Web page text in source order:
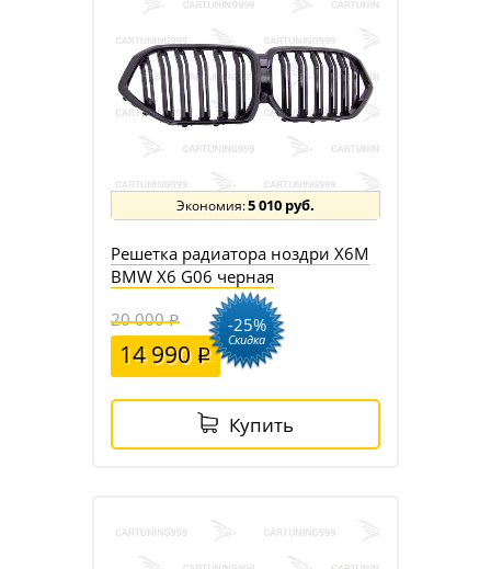
5 010 руб.
Решетка радиатора ноздри X6M
BMW X6 G06 черная
20 000
14 990
-25%
Скидка
Купить